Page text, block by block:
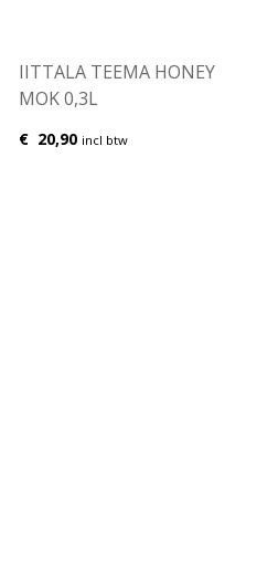
IITTALA TEEMA HONEY
MOK 0,3L
€ 20,90 incl btw